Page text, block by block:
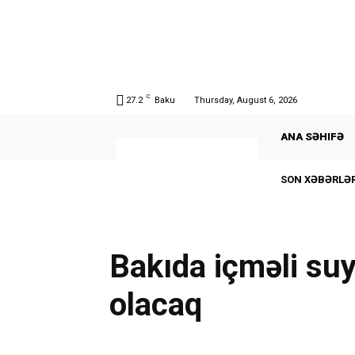
27.2 C Baku Thursday, August 6, 2026
ANA SƏHIFƏ
SON
Bakıda içməli
olacaq